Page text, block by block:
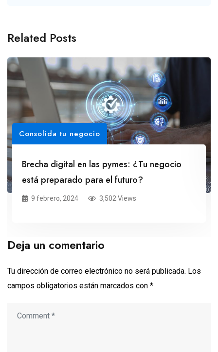
Related Posts
Consolida tu negocio
Brecha digital en las pymes: ¿Tu negocio
está preparado para el futuro?
9 febrero, 2024 3,502 Views
Deja un comentario
Tu dirección de correo electrónico no será publicada. Los
campos obligatorios están marcados con *